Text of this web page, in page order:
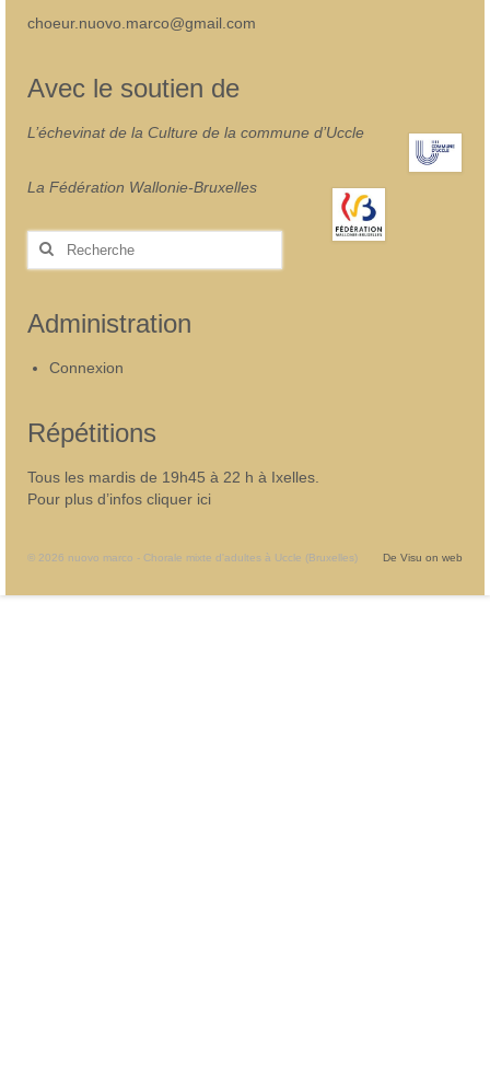
choeur.nuovo.marco@gmail.com
Avec le soutien de
L’échevinat de la Culture de la commune d’Uccle
La Fédération Wallonie-Bruxelles
Rechercher
Administration
Connexion
Répétitions
Tous les mardis de 19h45 à 22 h à Ixelles.
Pour plus d’infos cliquer ici
© 2026 nuovo marco - Chorale mixte d'adultes à Uccle (Bruxelles) De Visu on web